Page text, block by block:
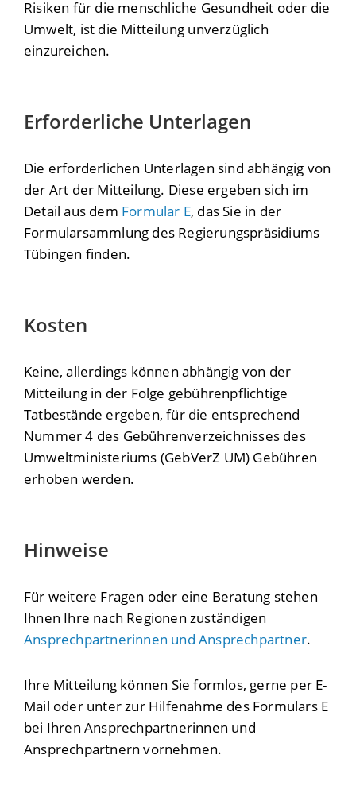
Risiken für die menschliche Gesundheit oder die
Umwelt, ist die Mitteilung unverzüglich
einzureichen.
Erforderliche Unterlagen
Die erforderlichen Unterlagen sind abhängig von
der Art der Mitteilung. Diese ergeben sich im
Detail aus dem Formular E, das Sie in der
Formularsammlung des Regierungspräsidiums
Tübingen finden.
Kosten
Keine, allerdings können abhängig von der
Mitteilung in der Folge gebührenpflichtige
Tatbestände ergeben, für die entsprechend
Nummer 4 des Gebührenverzeichnisses des
Umweltministeriums (GebVerZ UM) Gebühren
erhoben werden.
Hinweise
Für weitere Fragen oder eine Beratung stehen
Ihnen Ihre nach Regionen zuständigen
Ansprechpartnerinnen und Ansprechpartner.
Ihre Mitteilung können Sie formlos, gerne per E-
Mail oder unter zur Hilfenahme des Formulars E
bei Ihren Ansprechpartnerinnen und
Ansprechpartnern vornehmen.